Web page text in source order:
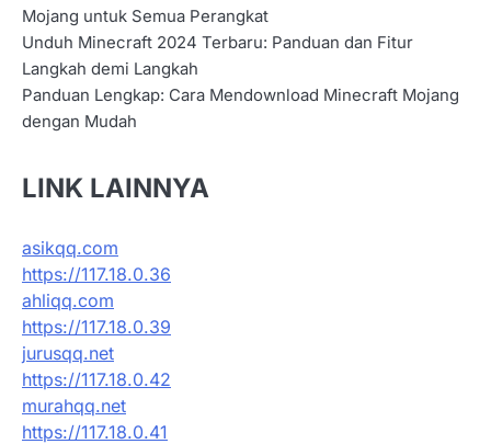
Mojang untuk Semua Perangkat
Unduh Minecraft 2024 Terbaru: Panduan dan Fitur
Langkah demi Langkah
Panduan Lengkap: Cara Mendownload Minecraft Mojang
dengan Mudah
LINK LAINNYA
asikqq.com
https://117.18.0.36
ahliqq.com
https://117.18.0.39
jurusqq.net
https://117.18.0.42
murahqq.net
https://117.18.0.41